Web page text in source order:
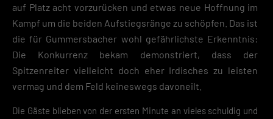
auf Platz acht vorzurücken und etwas neue Hoffnung im
Kampf um die beiden Aufstiegsränge zu schöpfen. Das ist
die für Gummersbacher wohl gefährlichste Erkenntnis:
Die Konkurrenz bekam demonstriert, dass der
Spitzenreiter vielleicht doch eher Irdisches zu leisten
vermag und dem Feld keineswegs davoneilt.
Die Gäste blieben von der ersten Minute an vieles schuldig und